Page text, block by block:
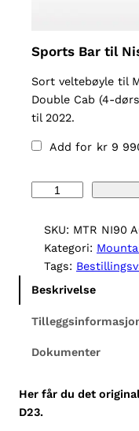
Sports Bar til
Sort veltebøyle til
Double Cab (4-
til 2022.
Add for kr 9
n
o
R
o
SKU: MTR NI90
Kategori:
Tags:
Beskrivelse
Dokumenter
Her får du det
D23.